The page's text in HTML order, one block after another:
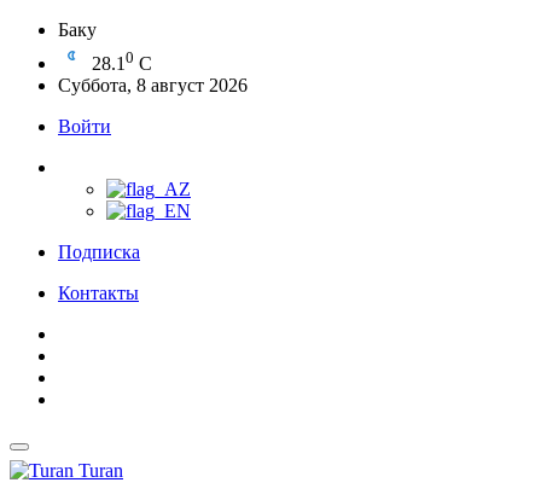
Баку
28.1 0 C
Суббота, 8 август 2026
Войти
Подписка
Контакты
Turan